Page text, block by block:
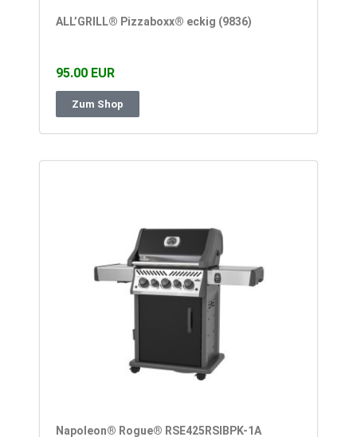
ALL’GRILL® Pizzaboxx® eckig (9836)
95.00 EUR
Zum Shop
Napoleon® Rogue® RSE425RSIBPK-1A